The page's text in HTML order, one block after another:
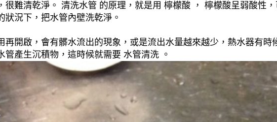
很難清乾淨。 清洗水管 的原理，就是用 檸檬酸 ， 檸檬酸呈弱酸性
況下，把水管內壁洗乾淨。
開啟，會有髒水流出的現象，或是流出水量越來越少，熱水器有
產生沉積物，這時候就需要 水管清洗 。